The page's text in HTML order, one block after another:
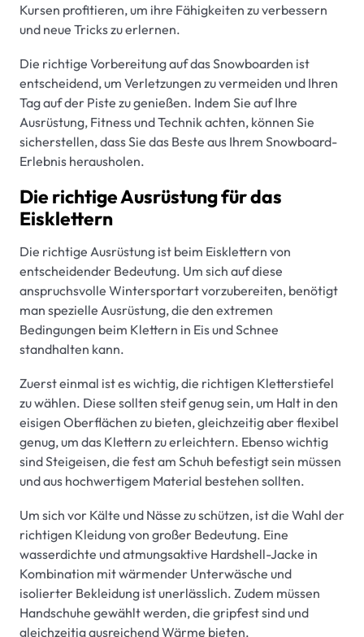
Kursen profitieren, um ihre Fähigkeiten zu verbessern
und neue Tricks zu erlernen.
Die richtige Vorbereitung auf das Snowboarden ist
entscheidend, um Verletzungen zu vermeiden und Ihren
Tag auf der Piste zu genießen. Indem Sie auf Ihre
Ausrüstung, Fitness und Technik achten, können Sie
sicherstellen, dass Sie das Beste aus Ihrem Snowboard-
Erlebnis herausholen.
Die richtige Ausrüstung für das
Eisklettern
Die richtige Ausrüstung ist beim Eisklettern von
entscheidender Bedeutung. Um sich auf diese
anspruchsvolle Wintersportart vorzubereiten, benötigt
man spezielle Ausrüstung, die den extremen
Bedingungen beim Klettern in Eis und Schnee
standhalten kann.
Zuerst einmal ist es wichtig, die richtigen Kletterstiefel
zu wählen. Diese sollten steif genug sein, um Halt in den
eisigen Oberflächen zu bieten, gleichzeitig aber flexibel
genug, um das Klettern zu erleichtern. Ebenso wichtig
sind Steigeisen, die fest am Schuh befestigt sein müssen
und aus hochwertigem Material bestehen sollten.
Um sich vor Kälte und Nässe zu schützen, ist die Wahl der
richtigen Kleidung von großer Bedeutung. Eine
wasserdichte und atmungsaktive Hardshell-Jacke in
Kombination mit wärmender Unterwäsche und
isolierter Bekleidung ist unerlässlich. Zudem müssen
Handschuhe gewählt werden, die gripfest sind und
gleichzeitig ausreichend Wärme bieten.